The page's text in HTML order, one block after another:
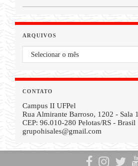
ARQUIVOS
CONTATO
Campus II UFPel
Rua Almirante Barroso, 1202 - Sala
CEP: 96.010-280 Pelotas/RS - Brasil
grupohisales@gmail.com